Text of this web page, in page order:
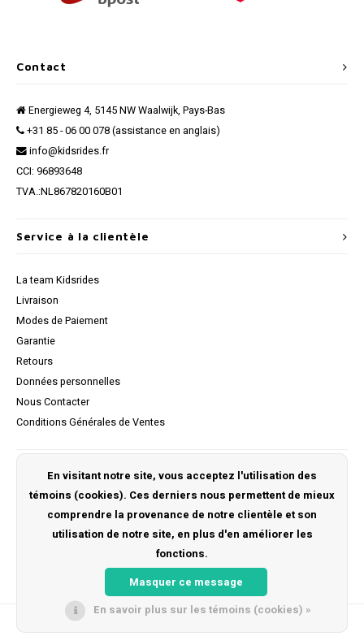
Contact
Energieweg 4, 5145 NW Waalwijk, Pays-Bas
+31 85 - 06 00 078 (assistance en anglais)
info@kidsrides.fr
CCI: 96893648
TVA.:NL867820160B01
Service à la clientèle
La team Kidsrides
Livraison
Modes de Paiement
Garantie
Retours
Données personnelles
Nous Contacter
Conditions Générales de Ventes
S'inscrire
Mes commandes
En visitant notre site, vous acceptez l'utilisation des
témoins (cookies). Ces derniers nous permettent de mieux
comprendre la provenance de notre clientèle et son
utilisation de notre site, en plus d'en améliorer les
fonctions.
Masquer ce message
En savoir plus sur les témoins (cookies) »